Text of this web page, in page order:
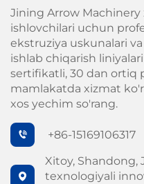
Jining Arrow
ishlovchilari uchun
ekstruziya uskunalari
ishlab chiqarish
sertifikatli, 30 dan ortiq
mamlakatda xizmat
xos yechim so'rang.
+86-15169106317
Xitoy, Shandong,
texnologiyali